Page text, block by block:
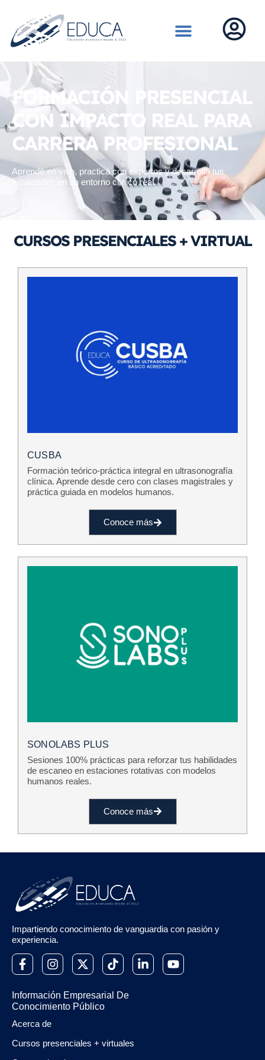
FORMACIÓN PRESENCIAL
CON IMPACTO REAL PARA
CARRERA PROFESIONAL
Aprendé en vivo, practicá con expertos y desarrollá tus
habilidades en un entorno clínico real.
CURSOS PRESENCIALES + VIRTUAL
CUSBA
Formación teórico-práctica integral en ultrasonografía
clínica. Aprende desde cero con clases magistrales y
práctica guiada en modelos humanos.
Conoce más
SONOLABS PLUS
Sesiones 100% prácticas para reforzar tus habilidades
de escaneo en estaciones rotativas con modelos
humanos reales.
Conoce más
Impartiendo conocimiento de vanguardia con pasión y
experiencia.
Información Empresarial De
Conocimiento Público
Acerca de
Cursos presenciales + virtuales